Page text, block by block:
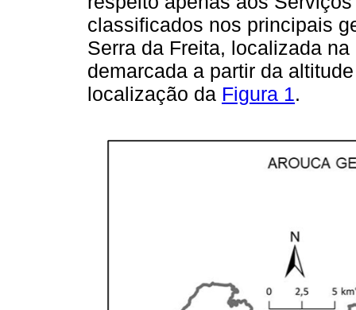
classificados nos principais
Serra da Freita, localizada
demarcada a partir da
localização da Figura 1.